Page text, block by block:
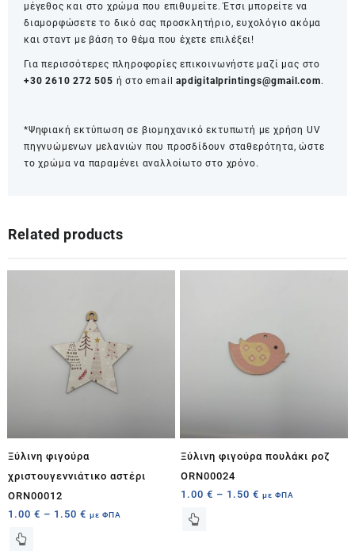
μέγεθος και στο χρώμα που επιθυμείτε. Έτσι μπορείτε να
διαμορφώσετε το δικό σας προσκλητήριο, ευχολόγιο ακόμα
και σταντ με βάση το θέμα που έχετε επιλέξει!
Για περισσότερες πληροφορίες επικοινωνήστε μαζί μας στο
+30 2610 272 505 ή στο emailapdigitalprintings@gmail.com.
*Ψηφιακή εκτύπωση σε βιομηχανικό εκτυπωτή με χρήση UV
πηγνυώμενων μελανιών που προσδίδουν σταθερότητα, ώστε
το χρώμα να παραμένει αναλλοίωτο στο χρόνο.
Related products
Ξύλινη φιγούρα
χριστουγεννιάτικο αστέρι
ORN00012
1.00 € – 1.50 € με ΦΠΑ
Ξύλινη φιγούρα πουλάκι ροζ
ORN00024
1.00€ – 1.50€ με ΦΠΑ